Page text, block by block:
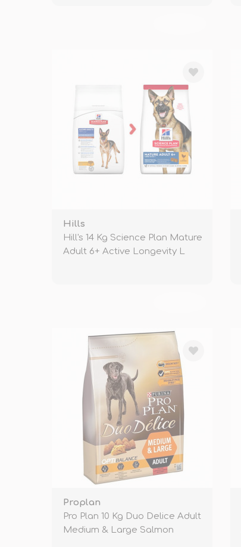
Hills
Hill's 14 Kg Science Plan Mature
Adult 6+ Active Longevity L
Proplan
Pro Plan 10 Kg Duo Delice Adult
Medium & Large Salmon